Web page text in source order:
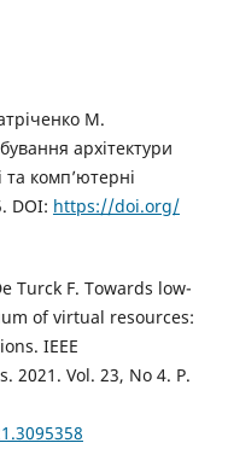
М.
архітектури
та комп’ютерні
DOI: https://doi.org/
Turck F. Towards low-
of virtual resources:
IEEE
2021. Vol. 23, No 4. P.